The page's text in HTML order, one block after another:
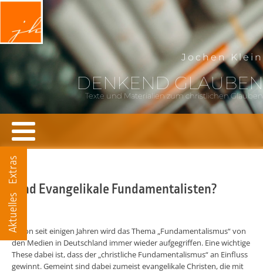
Aktuelles
Extras
Jochen Klein
DENKEND GLAUBEN
Texte und Materialien zum christlichen Glauben
Sind Evangelikale Fundamentalisten?
Schon seit einigen Jahren wird das Thema „Fundamentalismus“ von
den Medien in Deutschland immer wieder aufgegriffen. Eine wichtige
These dabei ist, dass der „christliche Fundamentalismus“ an Einfluss
gewinnt. Gemeint sind dabei zumeist evangelikale Christen, die mit